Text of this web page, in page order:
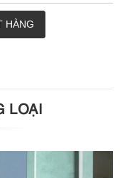
HÀNG
LOẠI